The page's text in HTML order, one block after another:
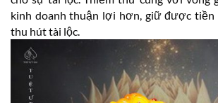
kinh doanh thuận lợi hơn, giữ được tiền
thu hút tài lộc.